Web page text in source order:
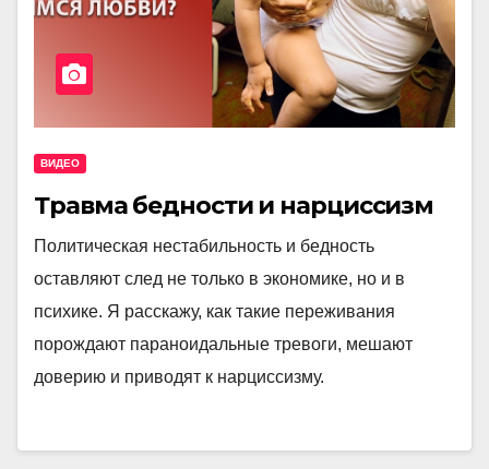
ВИДЕО
Травма бедности и нарциссизм
Политическая нестабильность и бедность
оставляют след не только в экономике, но и в
психике. Я расскажу, как такие переживания
порождают параноидальные тревоги, мешают
доверию и приводят к нарциссизму.